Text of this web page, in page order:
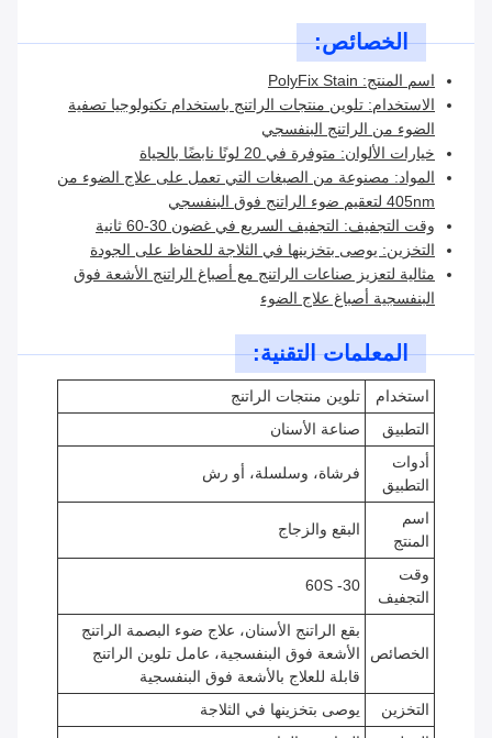
الخصائص:
اسم المنتج: PolyFix Stain
الاستخدام: تلوين منتجات الراتنج باستخدام تكنولوجيا تصفية
الضوء من الراتنج البنفسجي
خيارات الألوان: متوفرة في 20 لونًا نابضًا بالحياة
المواد: مصنوعة من الصبغات التي تعمل على علاج الضوء من
405nm لتعقيم ضوء الراتنج فوق البنفسجي
وقت التجفيف: التجفيف السريع في غضون 30-60 ثانية
التخزين: يوصى بتخزينها في الثلاجة للحفاظ على الجودة
مثالية لتعزيز صناعات الراتنج مع أصباغ الراتنج الأشعة فوق
البنفسجية أصباغ علاج الضوء
المعلمات التقنية:
استخدام
تلوين منتجات الراتنج
التطبيق
صناعة الأسنان
أدوات
التطبيق
فرشاة، وسلسلة، أو رش
اسم
المنتج
البقع والزجاج
وقت
التجفيف
30- 60S
الخصائص
بقع الراتنج الأسنان، علاج ضوء البصمة الراتنج
الأشعة فوق البنفسجية، عامل تلوين الراتنج
قابلة للعلاج بالأشعة فوق البنفسجية
التخزين
يوصى بتخزينها في الثلاجة